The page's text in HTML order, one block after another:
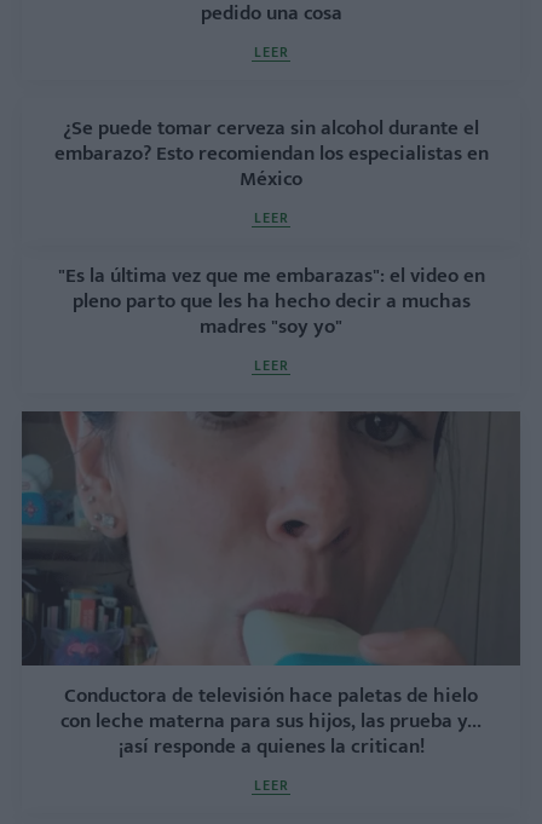
pedido una cosa
LEER
¿Se puede tomar cerveza sin alcohol durante el
embarazo? Esto recomiendan los especialistas en
México
LEER
"Es la última vez que me embarazas": el video en
pleno parto que les ha hecho decir a muchas
madres "soy yo"
LEER
Conductora de televisión hace paletas de hielo
con leche materna para sus hijos, las prueba y...
¡así responde a quienes la critican!
LEER